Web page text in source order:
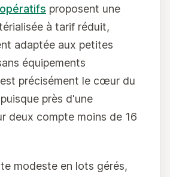
proposent une
à tarif réduit,
adaptée aux petites
équipements
précisément le cœur du
près d'une
deux compte moins de 16
modeste en lots gérés,